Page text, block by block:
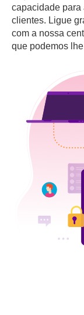
capacidade para
clientes. Ligue
com a nossa
que podemos